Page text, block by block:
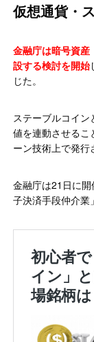
仮想通貨・
金融庁は暗号資産
設する検討を開始
じた。
ステーブルコイ
値を連動させるこ
ーン技術上で発行
金融庁は21日に
子決済手段仲介業